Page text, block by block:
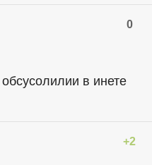
0
в инете
+2